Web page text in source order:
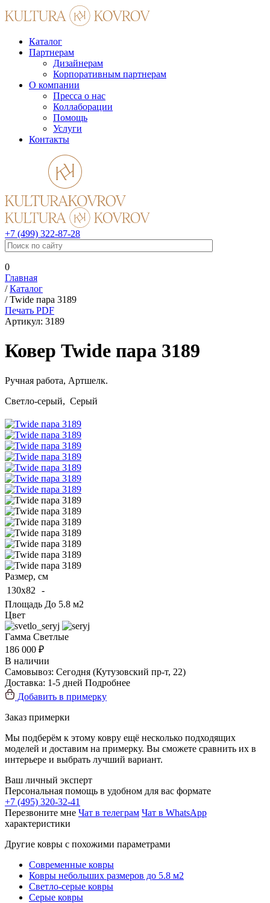
Каталог
Партнерам
Дизайнерам
Корпоративным партнерам
О компании
Пресса о нас
Коллаборации
Помощь
Услуги
Контакты
+7 (499) 322-87-28
0
Главная
/Каталог
/Twide пара 3189
Печать PDF
Артикул: 3189
Ковер Twide пара 3189
Ручная работа, Артшелк.
Светло-серый, Серый
Размер, см
130x82
-
Площадь До 5.8 м2
Цвет
Гамма Светлые
186 000 ₽
В наличии
Самовывоз: Сегодня (Кутузовский пр-т, 22)
Доставка: 1-5 дней Подробнее
Добавить в примерку
Заказ примерки
Мы подберём к этому ковру ещё несколько подходящих
моделей и доставим на примерку. Вы сможете сравнить их в
интерьере и выбрать лучший вариант.
Ваш личный эксперт
Персональная помощь в удобном для вас формате
+7 (495) 320-32-41
Перезвоните мне Чат в телеграм Чат в WhatsApp
характеристики
Другие ковры с похожими параметрами
Современные ковры
Ковры небольших размеров до 5.8 м2
Светло-серые ковры
Серые ковры